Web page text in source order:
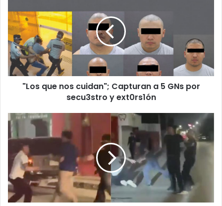
nos
cuidan";
Capturan
a
5
GNs
por
secu3stro
"Los que nos cuidan"; Capturan a 5 GNs por
secu3stro y ext0rs1ón
Entre
reclamos
y
puñet4zos;
se
arma
la
p3lea
por